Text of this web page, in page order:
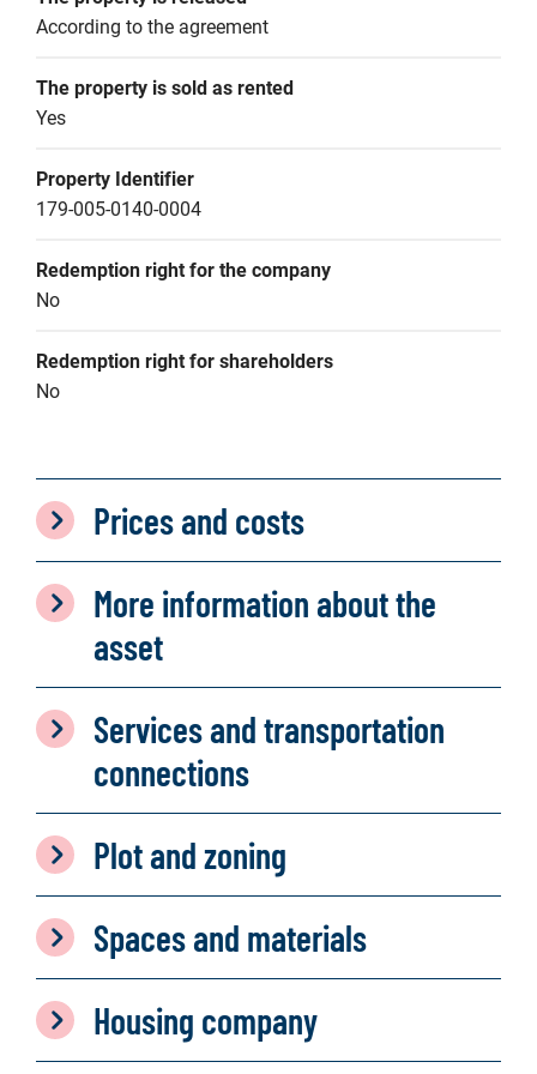
According to the agreement
The property is sold as rented
Yes
Property Identifier
179-005-0140-0004
Redemption right for the company
No
Redemption right for shareholders
No
Prices and costs
More information about the
asset
Services and transportation
connections
Plot and zoning
Spaces and materials
Housing company